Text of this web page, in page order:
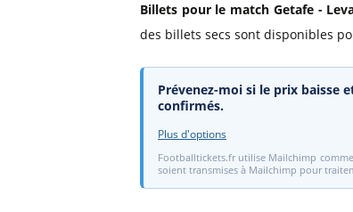
Billets pour le match Getafe -
des billets secs sont disponibles
Prévenez-moi si le prix baisse
confirmés.
Plus d'options
Footballtickets.fr utilise Mailchimp
soient transmises à Mailchimp pour